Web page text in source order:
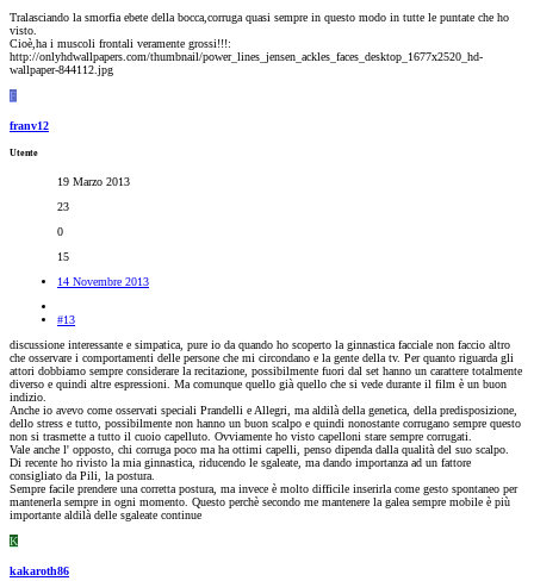
Tralasciando la smorfia ebete della bocca,corruga quasi sempre in questo modo in tutte le puntate che ho
visto.
Cioè,ha i muscoli frontali veramente grossi!!!:
http://onlyhdwallpapers.com/thumbnail/power_lines_jensen_ackles_faces_desktop_1677x2520_hd-
wallpaper-844112.jpg
F
franv12
Utente
19 Marzo 2013
23
0
15
14 Novembre 2013
#13
discussione interessante e simpatica, pure io da quando ho scoperto la ginnastica facciale non faccio altro
che osservare i comportamenti delle persone che mi circondano e la gente della tv. Per quanto riguarda gli
attori dobbiamo sempre considerare la recitazione, possibilmente fuori dal set hanno un carattere totalmente
diverso e quindi altre espressioni. Ma comunque quello già quello che si vede durante il film è un buon
indizio.
Anche io avevo come osservati speciali Prandelli e Allegri, ma aldilà della genetica, della predisposizione,
dello stress e tutto, possibilmente non hanno un buon scalpo e quindi nonostante corrugano sempre questo
non si trasmette a tutto il cuoio capelluto. Ovviamente ho visto capelloni stare sempre corrugati.
Vale anche l' opposto, chi corruga poco ma ha ottimi capelli, penso dipenda dalla qualità del suo scalpo.
Di recente ho rivisto la mia ginnastica, riducendo le sgaleate, ma dando importanza ad un fattore
consigliato da Pili, la postura.
Sempre facile prendere una corretta postura, ma invece è molto difficile inserirla come gesto spontaneo per
mantenerla sempre in ogni momento. Questo perchè secondo me mantenere la galea sempre mobile è più
importante aldilà delle sgaleate continue
K
kakaroth86